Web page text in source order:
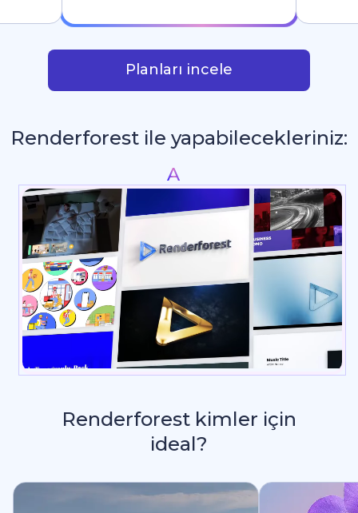
Planları incele
Renderforest ile yapabilecekleriniz:
İntrolar ve Logo Animas
Renderforest kimler için
ideal?